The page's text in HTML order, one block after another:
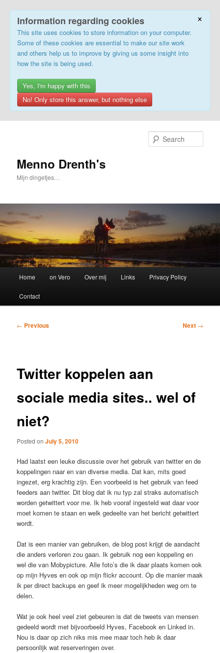
×
Information regarding cookies
This site uses cookies to store information on your computer.
Some of these cookies are essential to make our site work
and others help us to improve by giving us some insight into
how the site is being used.
Yes, I'm happy with this
No! Only store this answer, but nothing else
Menno Drenth's
Mijn dingetjes…
Home on Vero Over mij Links Privacy Policy
Contact
Post
← Previous Next →
Twitter koppelen aan
sociale media sites.. wel of
niet?
Posted onJuly 5, 2010
Had laatst een leuke discussie over het gebruik van twitter en de
koppelingen naar en van diverse media. Dat kan, mits goed
ingezet, erg krachtig zijn. Een voorbeeld is het gebruik van feed
feeders aan twitter. Dit blog dat ik nu typ zal straks automatisch
worden getwittert voor me. Ik heb vooraf ingesteld wat daar voor
moet komen te staan en welk gedeelte van het bericht getwittert
wordt.
Dat is een manier van gebruiken, de blog post krijgt de aandacht
die anders verloren zou gaan. Ik gebruik nog een koppeling en
wel die van Mobypicture. Alle foto’s die ik daar plaats komen ook
op mijn Hyves en ook op mijn flickr account. Op die manier maak
ik per direct backups en geef ik meer mogelijkheden weg om te
delen.
Wat je ook heel veel ziet gebeuren is dat de tweets van mensen
gedeeld wordt met bijvoorbeeld Hyves, Facebook en Linked in.
Nou is daar op zich niks mis mee maar toch heb ik daar
persoonlijk wat reserveringen over.